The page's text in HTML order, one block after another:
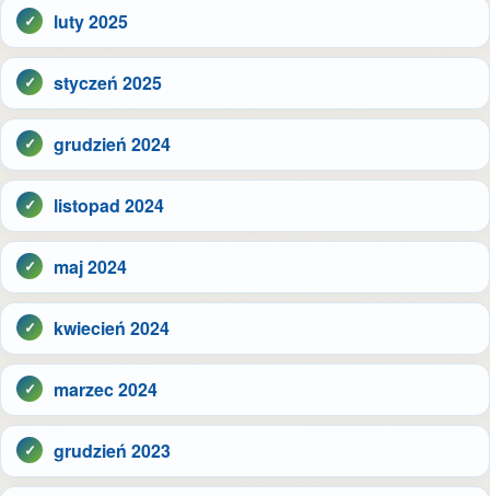
luty 2025
styczeń 2025
grudzień 2024
listopad 2024
maj 2024
kwiecień 2024
marzec 2024
grudzień 2023